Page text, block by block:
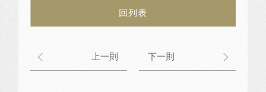
上一則
回列表
下一則